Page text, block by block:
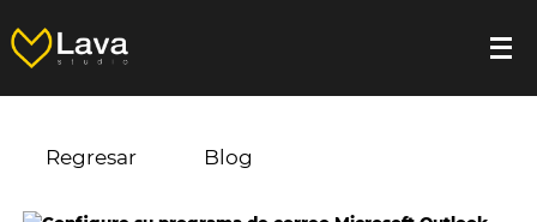
Regresar Blog